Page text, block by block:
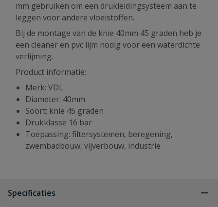
mm gebruiken om een drukleidingsysteem aan te
leggen voor andere vloeistoffen.
Bij de montage van de knie 40mm 45 graden heb je
een cleaner en pvc lijm nodig voor een waterdichte
verlijming.
Product informatie:
Merk: VDL
Diameter: 40mm
Soort: knie 45 graden
Drukklasse 16 bar
Toepassing: filtersystemen, beregening,
zwembadbouw, vijverbouw, industrie
Specificaties